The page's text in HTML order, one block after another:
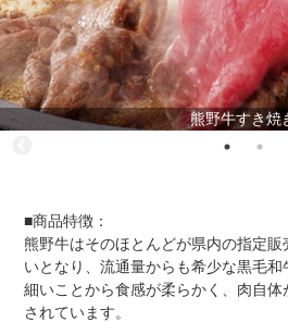
熊野牛すき焼
■商品特徴：
熊野牛はそのほとんどが県内の指定
いとなり、流通量からも希少な黒毛
細いことから食感が柔らかく、肉自
されています。